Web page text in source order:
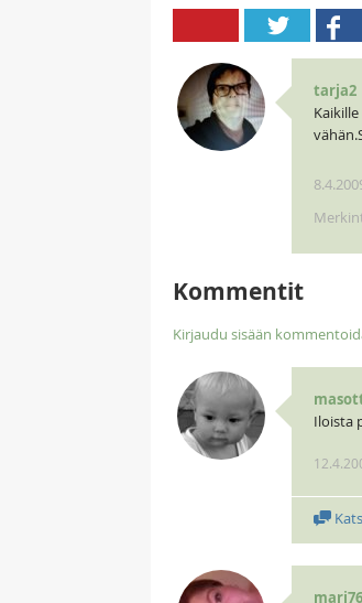
tarja2
Kommentit
Kirjaudu sisään
Iloista
mari76